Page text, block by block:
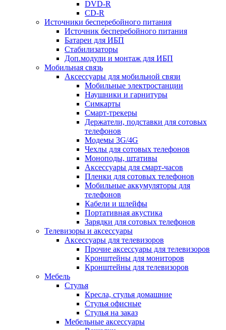
DVD-R
CD-R
Источники бесперебойного питания
Источник бесперебойного питания
Батареи для ИБП
Стабилизаторы
Доп.модули и монтаж для ИБП
Мобильная связь
Аксессуары для мобильной связи
Мобильные электростанции
Наушники и гарнитуры
Симкарты
Смарт-трекеры
Держатели, подставки для сотовых
телефонов
Модемы 3G/4G
Чехлы для сотовых телефонов
Моноподы, штативы
Аксессуары для смарт-часов
Пленки для сотовых телефонов
Мобильные аккумуляторы для
телефонов
Кабели и шлейфы
Портативная акустика
Зарядки для сотовых телефонов
Телевизоры и аксессуары
Аксессуары для телевизоров
Прочие аксессуары для телевизоров
Кронштейны для мониторов
Кронштейны для телевизоров
Мебель
Стулья
Кресла, стулья домашние
Стулья офисные
Стулья на заказ
Мебельные аксессуары